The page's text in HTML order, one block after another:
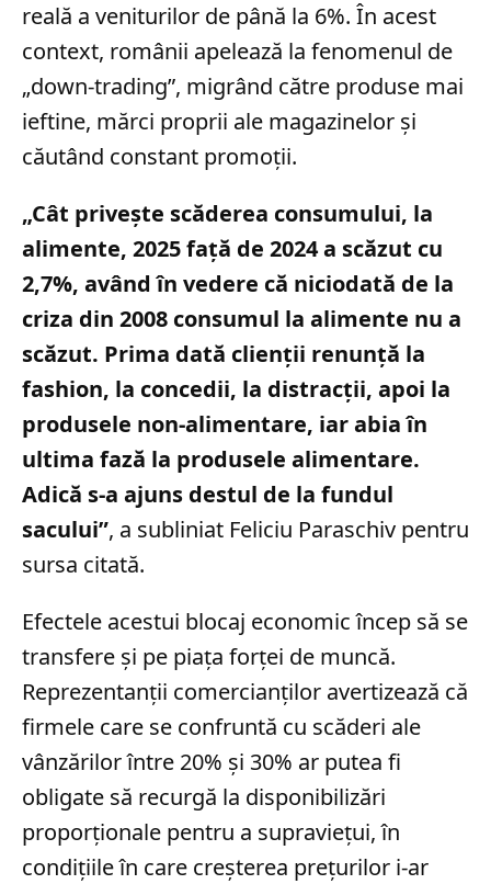
reală a veniturilor de până la 6%. În acest
context, românii apelează la fenomenul de
„down-trading”, migrând către produse mai
ieftine, mărci proprii ale magazinelor și
căutând constant promoții.
„Cât priveşte scăderea consumului, la
alimente, 2025 faţă de 2024 a scăzut cu
2,7%, având în vedere că niciodată de la
criza din 2008 consumul la alimente nu a
scăzut. Prima dată clienţii renunţă la
fashion, la concedii, la distracţii, apoi la
produsele non-alimentare, iar abia în
ultima fază la produsele alimentare.
Adică s-a ajuns destul de la fundul
sacului”, a subliniat Feliciu Paraschiv pentru
sursa citată.
Efectele acestui blocaj economic încep să se
transfere și pe piața forței de muncă.
Reprezentanții comercianților avertizează că
firmele care se confruntă cu scăderi ale
vânzărilor între 20% și 30% ar putea fi
obligate să recurgă la disponibilizări
proporționale pentru a supraviețui, în
condițiile în care creșterea prețurilor i-ar